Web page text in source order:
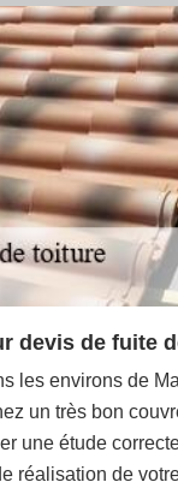
devis de fuite
les environs de
un très bon
une étude
réalisation de